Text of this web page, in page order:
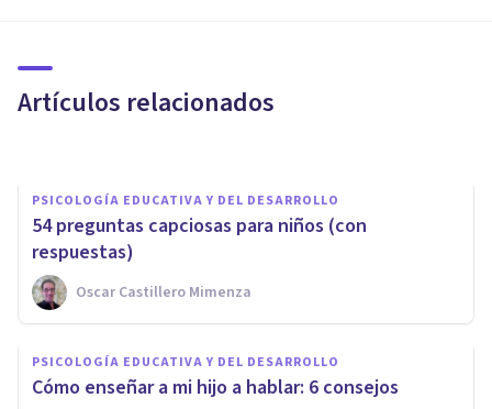
Artículos relacionados
primaria (con sus respuestas)
PSICOLOGÍA EDUCATIVA Y DEL DESARROLLO
54 preguntas capciosas para niños (con
respuestas)
Oscar Castillero Mimenza
PSICOLOGÍA EDUCATIVA Y DEL DESARROLLO
Cómo enseñar a mi hijo a hablar: 6 consejos
Andragogía: el aprendizaje en